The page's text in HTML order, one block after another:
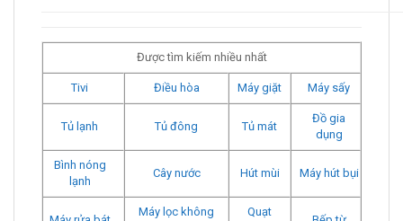
Được tìm kiếm nhiều nhất
Tivi Điều hòa Máy giặt Máy sấy
Tủ lạnh Tủ đông Tủ mát
Đồ gia
dụng
Bình nóng
lạnh
Cây nước Hút mùi Máy hút bụi
Máy lọc không
Quạt